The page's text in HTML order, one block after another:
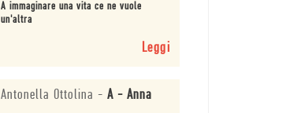
A immaginare una vita ce ne vuole
un'altra
Leggi
Antonella Ottolina - A - Anna